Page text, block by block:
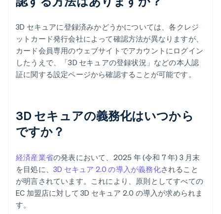
3D セキュアに登録済みかどうかについては、各クレジ
ットカード発行会社によって確認方法が異なりますが、
カード会員専用のウェブサイトでアカウントにログイン
したうえで、「3D セキュアの登録状況」などの本人認
証に関する設定ページから確認することが可能です。
3D セキュアの義務化はいつから
ですか？
経済産業省の発表において、2025 年 (令和 7 年) 3 月末
を目処に、 3D セキュア 2.0 の導入が義務化されること
が明言されています。これにより、原則としてすべての
EC 加盟店に対して 3D セキュア 2.0 の導入が求められま
す。